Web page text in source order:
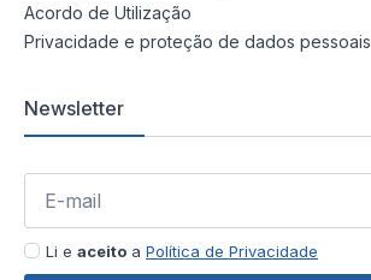
Acordo de Utilização
Privacidade e proteção de dados pessoais
Newsletter
Li e aceito a Política de Privacidade